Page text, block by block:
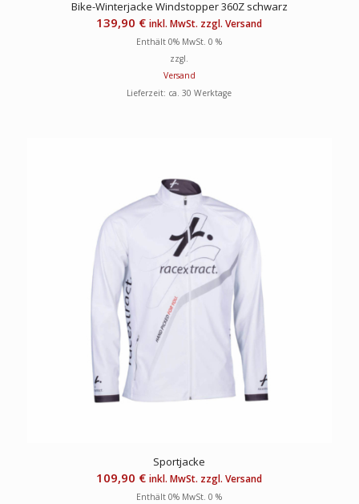
Bike-Winterjacke Windstopper 360Z schwarz
139,90 € inkl. MwSt. zzgl. Versand
Enthält 0% MwSt. 0 %
zzgl.
Versand
Lieferzeit: ca. 30 Werktage
Sportjacke
109,90 € inkl. MwSt. zzgl. Versand
Enthält 0% MwSt. 0 %